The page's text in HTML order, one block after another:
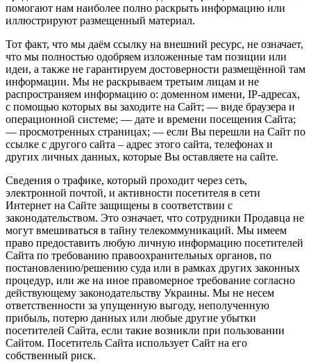
помогают нам наиболее полно раскрыть информацию или
иллюстрируют размещенный материал.
Тот факт, что мы даём ссылку на внешний ресурс, не означает,
что мы полностью одобряем изложенные там позиции или
идеи, а также не гарантируем достоверности размещённой там
информации. Мы не раскрываем третьим лицам и не
распространяем информацию о: доменном имени, IP-адресах,
с помощью которых вы заходите на Сайт; — виде браузера и
операционной системе; — дате и времени посещения Сайта;
— просмотренных страницах; — если Вы перешли на Сайт по
ссылке с другого сайта – адрес этого сайта, телефонах и
других личных данных, которые Вы оставляете на сайте.
Сведения о трафике, который проходит через сеть,
электронной почтой, и активности посетителя в сети
Интернет на Сайте защищены в соответствии с
законодательством. Это означает, что сотрудники Продавца не
могут вмешиваться в тайну телекоммуникаций. Мы имеем
право предоставить любую личную информацию посетителей
Сайта по требованию правоохранительных органов, по
постановлению/решению суда или в рамках других законных
процедур, или же на иное правомерное требование согласно
действующему законодательству Украины. Мы не несем
ответственности за упущенную выгоду, неполученную
прибыль, потерю данных или любые другие убытки
посетителей Сайта, если такие возникли при пользовании
Сайтом. Посетитель Сайта использует Сайт на его
собственный риск.